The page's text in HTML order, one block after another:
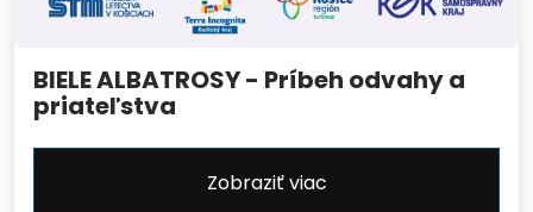
BIELE ALBATROSY - Príbeh odvahy a
priateľstva
Zobraziť viac